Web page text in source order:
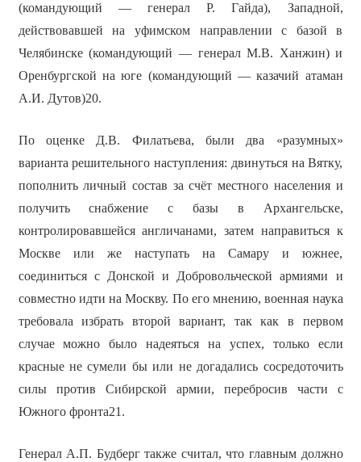
(командующий — генерал Р. Гайда), Западной,
действовавшей на уфимском направлении с базой в
Челябинске (командующий — генерал М.В. Ханжин) и
Оренбургской на юге (командующий — казачий атаман
А.И. Дутов)20.
По оценке Д.В. Филатьева, были два «разумных»
варианта решительного наступления: двинуться на Вятку,
пополнить личный состав за счёт местного населения и
получить снабжение с базы в Архангельске,
контролировавшейся англичанами, затем направиться к
Москве или же наступать на Самару и южнее,
соединиться с Донской и Добровольческой армиями и
совместно идти на Москву. По его мнению, военная наука
требовала избрать второй вариант, так как в первом
случае можно было надеяться на успех, только если
красные не сумели бы или не догадались сосредоточить
силы против Сибирской армии, перебросив части с
Южного фронта21.
Генерал А.П. Будберг также считал, что главным должно